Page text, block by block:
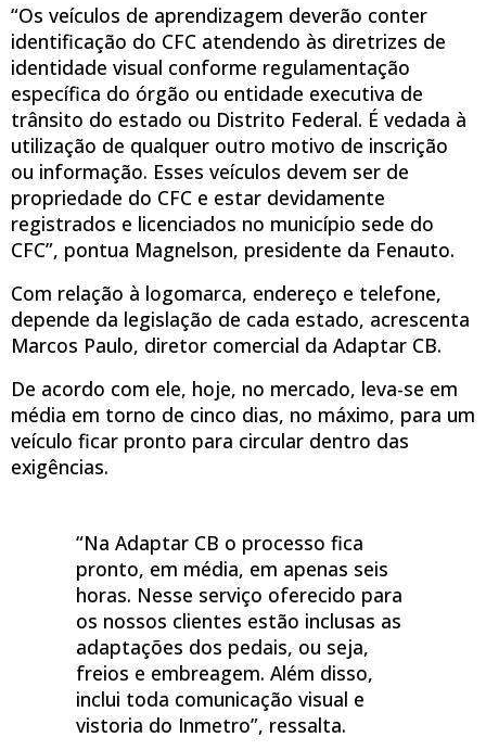
“Os veículos de aprendizagem deverão conter
identificação do CFC atendendo às diretrizes de
identidade visual conforme regulamentação
específica do órgão ou entidade executiva de
trânsito do estado ou Distrito Federal. É vedada à
utilização de qualquer outro motivo de inscrição
ou informação. Esses veículos devem ser de
propriedade do CFC e estar devidamente
registrados e licenciados no município sede do
CFC”, pontua Magnelson, presidente da Fenauto.
Com relação à logomarca, endereço e telefone,
depende da legislação de cada estado, acrescenta
Marcos Paulo, diretor comercial da Adaptar CB.
De acordo com ele, hoje, no mercado, leva-se em
média em torno de cinco dias, no máximo, para um
veículo ficar pronto para circular dentro das
exigências.
“Na Adaptar CB o processo fica
pronto, em média, em apenas seis
horas. Nesse serviço oferecido para
os nossos clientes estão inclusas as
adaptações dos pedais, ou seja,
freios e embreagem. Além disso,
inclui toda comunicação visual e
vistoria do Inmetro”, ressalta.